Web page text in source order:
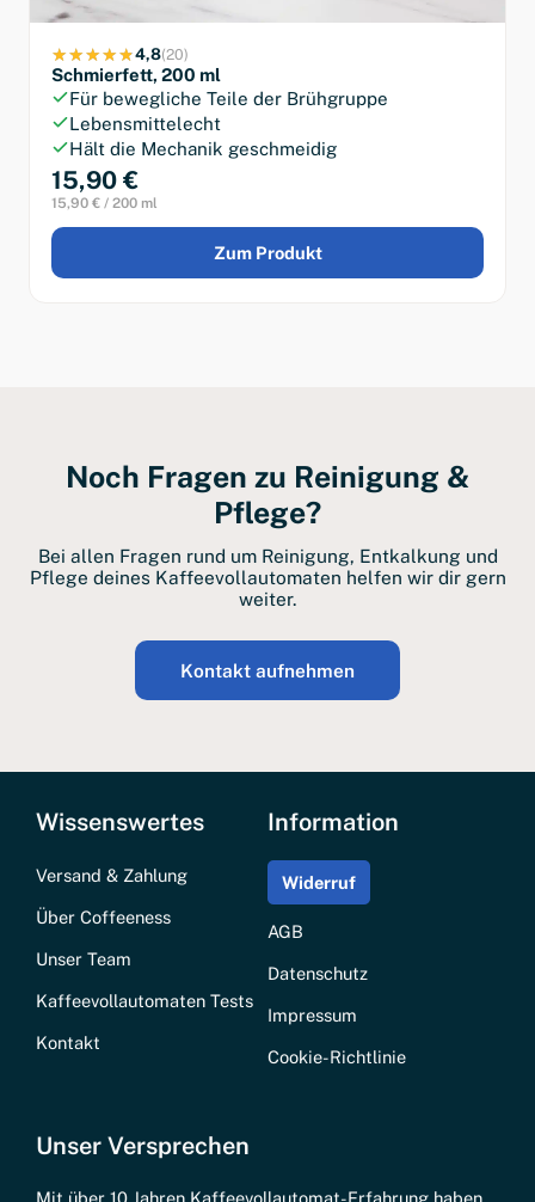
4,8(20)
Schmierfett, 200 ml
Für bewegliche Teile der Brühgruppe
Lebensmittelecht
Hält die Mechanik geschmeidig
15,90 €
15,90 € / 200 ml
Zum Produkt
Noch Fragen zu Reinigung &
Pflege?
Bei allen Fragen rund um Reinigung, Entkalkung und
Pflege deines Kaffeevollautomaten helfen wir dir gern
weiter.
Kontakt aufnehmen
Wissenswertes
Versand & Zahlung
Über Coffeeness
Unser Team
Kaffeevollautomaten Tests
Kontakt
Information
Widerruf
AGB
Datenschutz
Impressum
Cookie-Richtlinie
Unser Versprechen
Mit über 10 Jahren Kaffeevollautomat-Erfahrung haben